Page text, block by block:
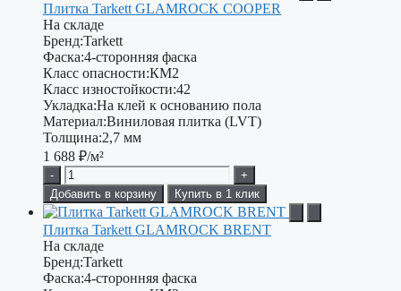
Плитка Tarkett GLAMROCK COOPER
На складе
Бренд:Tarkett
Фаска:4-сторонняя фаска
Класс опасности:КМ2
Класс изностойкости:42
Укладка:На клей к основанию пола
Материал:Виниловая плитка (LVT)
Толщина:2,7 мм
1 688 ₽/м²
-
+
Добавить в корзину
Купить в 1 клик
Плитка Tarkett GLAMROCK BRENT
На складе
Бренд:Tarkett
Фаска:4-сторонняя фаска